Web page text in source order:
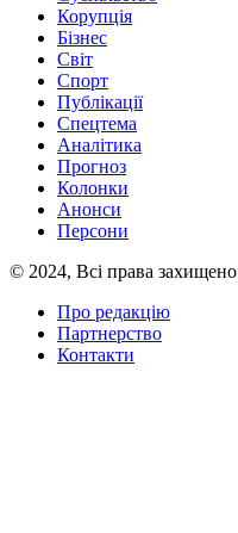
Корупція
Бізнес
Світ
Спорт
Публікації
Спецтема
Аналітика
Прогноз
Колонки
Анонси
Персони
© 2024, Всі права захищено
Про редакцію
Партнерство
Контакти